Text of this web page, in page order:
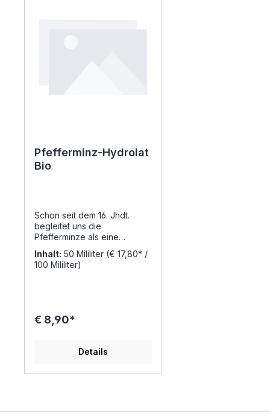
Pfefferminz-Hydrolat
Bio
Schon seit dem 16. Jhdt.
begleitet uns die
Pfefferminze als eine
wichtige Gewürz- und
Heilpflanze. Die kühlende
Wirkung entspringt dem
jeglicher Art zaubern. Ob mit
oder Prosecco...der
Phantasie sind keine
eine besondere Note. Die
Inhalt: 50 Mililiter (€ 17,80* /
100 Mililiter)
€ 8,90*
Details